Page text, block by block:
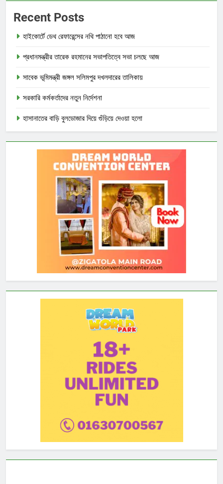
Recent Posts
হাইকোর্টে ডেথ রেফারেন্সের নথি পাঠানো হবে আজ
প্রধানমন্ত্রীর তারেক রহমানের সভাপতিত্বে সভা চলছে আজ
সাবেক ভূমিমন্ত্রী জঙ্গল সলিমপুর দখলদারের তালিকায়
সরকারি কর্মকর্তাদের নতুন নির্দেশনা
হাসানাতের বাড়ি বুলডোজার দিয়ে গুঁড়িয়ে দেওয়া হলো